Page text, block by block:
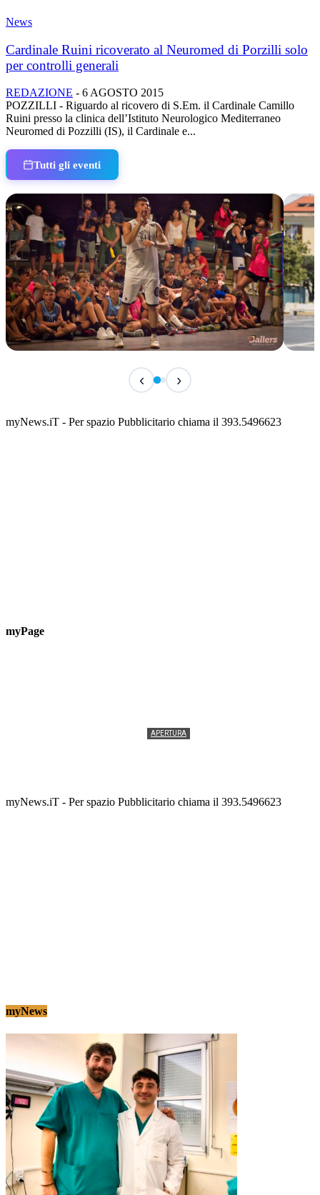
News
Cardinale Ruini ricoverato al Neuromed di Porzilli solo
per controlli generali
REDAZIONE - 6 AGOSTO 2015
POZZILLI - Riguardo al ricovero di S.Em. il Cardinale Camillo
Ruini presso la clinica dell’Istituto Neurologico Mediterraneo
Neuromed di Pozzilli (IS), il Cardinale e...
Tutti gli eventi
Classic Contest 3vs3 Memorial Michele
📅 6 Agosto 2026 · 09:00 · 📍 Lungomare C. Colombo
‹ ›
myNews.iT - Per spazio Pubblicitario chiama il 393.5496623
myPage
APERTURA
myNews.iT - Per spazio Pubblicitario chiama il 393.5496623
myNews